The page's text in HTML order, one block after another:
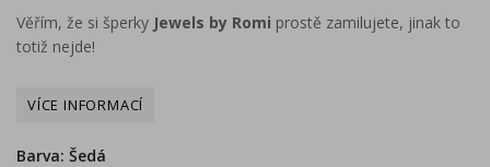
Věřím, že si šperky Jewels by Romi prostě zamilujete, jinak to
totiž nejde!
Barva: Šedá